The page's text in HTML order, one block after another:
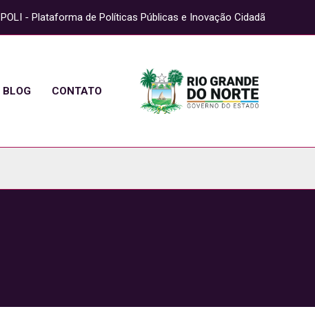
POLI - Plataforma de Políticas Públicas e Inovação Cidadã
BLOG CONTATO